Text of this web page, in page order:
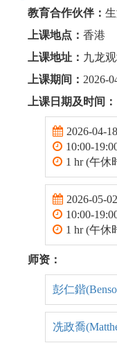
教育合作伙伴：
上课地点： 香港
上课地址： 九龙
上课期间： 2026-
上课日期及时间：
2026-04-18
10:00-
1 hr (午休
2026-05-02
10:00-
1 hr (午休
师资：
彭仁鍇
冼政喬